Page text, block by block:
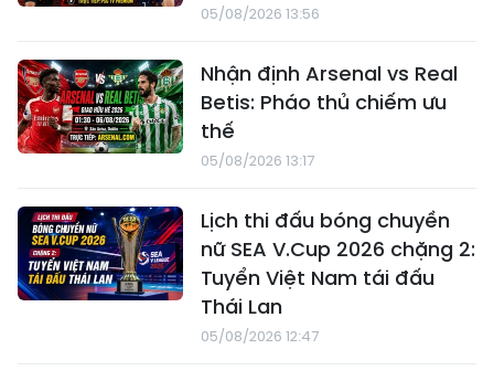
05/08/2026 13:56
Nhận định Arsenal vs Real
Betis: Pháo thủ chiếm ưu
thế
05/08/2026 13:17
Lịch thi đấu bóng chuyền
nữ SEA V.Cup 2026 chặng 2:
Tuyển Việt Nam tái đấu
Thái Lan
05/08/2026 12:47